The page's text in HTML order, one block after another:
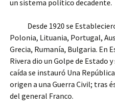
un sistema político decadente.
Desde 1920 se
Polonia, Lituania, Portugal,
Grecia, Rumanía, Bulgaria. En
Rivera dio un Golpe de Estado
caída se instauró Una
origen a una Guerra Civil; tras
del general Franco.